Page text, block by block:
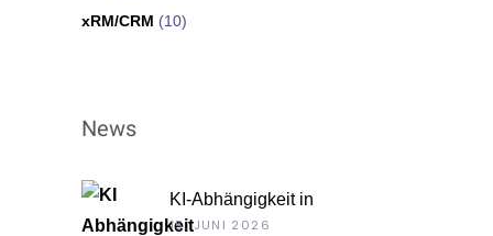
xRM/CRM (10)
News
KI-Abhängigkeit in
Unternehmen
15. JUNI 2026